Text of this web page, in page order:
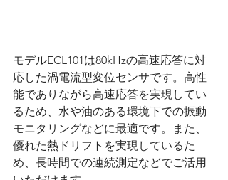
モデルECL101は80kHzの高速応答に対
応した渦電流型変位センサです。高性
能でありながら高速応答を実現してい
るため、水や油のある環境下での振動
モニタリングなどに最適です。また、
優れた熱ドリフトを実現しているた
め、長時間での連続測定などでご活用